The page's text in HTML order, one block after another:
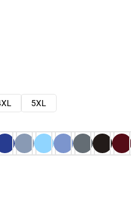
5XL